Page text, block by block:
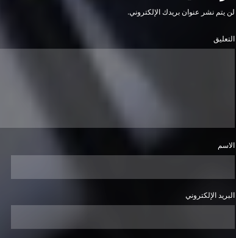
لن يتم نشر عنوان بريدك الإلكتروني.
التعليق
الاسم
البريد الإلكتروني